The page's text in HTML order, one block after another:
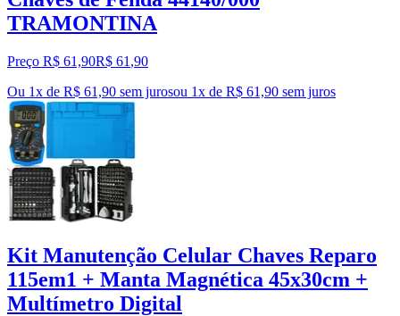
TRAMONTINA
Preço R$ 61,90R$ 61 ,90
Ou 1x de R$ 61,90 sem jurosou 1x de R$ 61,90 sem juros
Kit Manutenção Celular Chaves Reparo
115em1 + Manta Magnética 45x30cm +
Multímetro Digital